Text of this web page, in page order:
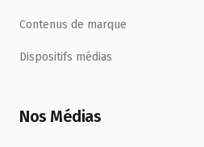
Contenus de marque
Dispositifs médias
Nos Médias